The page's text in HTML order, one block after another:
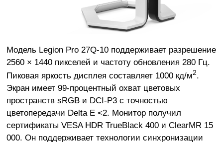
Модель Legion Pro 27Q-10 поддерживает разрешение
2560 × 1440 пикселей и частоту обновления 280 Гц.
Пиковая яркость дисплея составляет 1000 кд/м2.
Экран имеет 99-процентный охват цветовых
пространств sRGB и DCI-P3 с точностью
цветопередачи Delta E <2. Монитор получил
сертификаты VESA HDR TrueBlack 400 и ClearMR 15
000. Он поддерживает технологии синхронизации